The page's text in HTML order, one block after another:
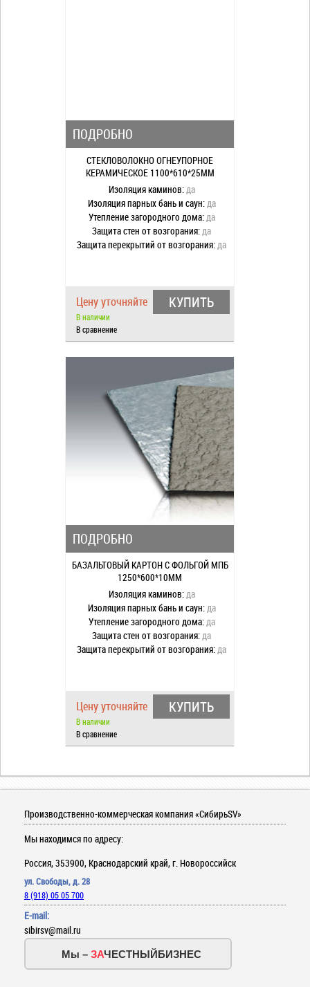
ПОДРОБНО
СТЕКЛОВОЛОКНО ОГНЕУПОРНОЕ
КЕРАМИЧЕСКОЕ 1100*610*25ММ
Изоляция каминов:да
Изоляция парных бань и саун:да
Утепление загородного дома:да
Защита стен от возгорания:да
Защита перекрытий от возгорания:да
Цену уточняйте
В наличии
КУПИТЬ
В сравнение
ПОДРОБНО
БАЗАЛЬТОВЫЙ КАРТОН С ФОЛЬГОЙ МПБ
1250*600*10ММ
Изоляция каминов:да
Изоляция парных бань и саун:да
Утепление загородного дома:да
Защита стен от возгорания:да
Защита перекрытий от возгорания:да
Цену уточняйте
В наличии
КУПИТЬ
В сравнение
Производственно-коммерческая компания «СибирьSV»
Мы находимся по адресу:
Россия, 353900, Краснодарский край, г. Новороссийск
ул. Свободы, д. 28
8 (918) 05 05 700
E-mail:
sibirsv@mail.ru
Мы – ЗАЧЕСТНЫЙБИЗНЕС